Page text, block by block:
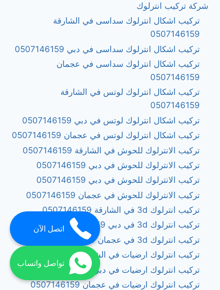
شركة تركيب انترلوك
تركيب اشكال انترلوك سداسى في الشارقة
0507146159
تركيب اشكال انترلوك سداسى في دبي 0507146159
تركيب اشكال انترلوك سداسى في عجمان
0507146159
تركيب اشكال انترلوك لوتس في الشارقة
0507146159
تركيب اشكال انترلوك لوتس في دبي 0507146159
تركيب اشكال انترلوك لوتس في عجمان 0507146159
تركيب الانترلوك للحوش في الشارقة 0507146159
تركيب الانترلوك للحوش في دبي 0507146159
تركيب الانترلوك للحوش في دبي 0507146159
تركيب الانترلوك للحوش في عجمان 0507146159
تركيب انترلوك 3d في الشارقة 0507146159
تركيب انترلوك 3d في دبي 0507146159
تركيب انترلوك 3d في عجمان 0507146159
تركيب انترلوك ارضيات في الشارقة 0507146159
تركيب انترلوك ارضيات في دبي 0507146159
تركيب انترلوك ارضيات في عجمان 0507146159
اتصل الآن
تواصل واتساب